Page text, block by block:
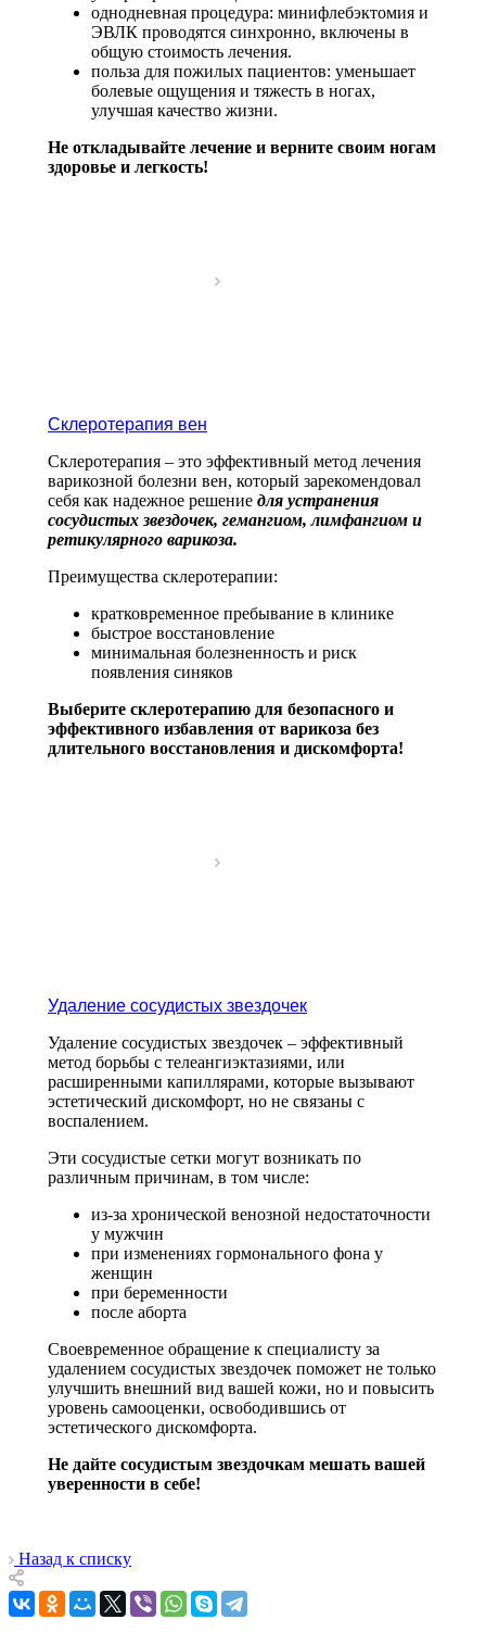
однодневная процедура: минифлебэктомия и
ЭВЛК проводятся синхронно, включены в
общую стоимость лечения.
польза для пожилых пациентов: уменьшает
болевые ощущения и тяжесть в ногах,
улучшая качество жизни.
Не откладывайте лечение и верните своим ногам
здоровье и легкость!
Cклеротерапия вен
Склеротерапия – это эффективный метод лечения
варикозной болезни вен, который зарекомендовал
себя как надежное решение для устранения
сосудистых звездочек, гемангиом, лимфангиом и
ретикулярного варикоза.
Преимущества склеротерапии:
кратковременное пребывание в клинике
быстрое восстановление
минимальная болезненность и риск
появления синяков
Выберите склеротерапию для безопасного и
эффективного избавления от варикоза без
длительного восстановления и дискомфорта!
Удаление сосудистых звездочек
Удаление сосудистых звездочек – эффективный
метод борьбы с телеангиэктазиями, или
расширенными капиллярами, которые вызывают
эстетический дискомфорт, но не связаны с
воспалением.
Эти сосудистые сетки могут возникать по
различным причинам, в том числе:
из-за хронической венозной недостаточности
у мужчин
при изменениях гормонального фона у
женщин
при беременности
после аборта
Своевременное обращение к специалисту за
удалением сосудистых звездочек поможет не только
улучшить внешний вид вашей кожи, но и повысить
уровень самооценки, освободившись от
эстетического дискомфорта.
Не дайте сосудистым звездочкам мешать вашей
уверенности в себе!
Назад к списку